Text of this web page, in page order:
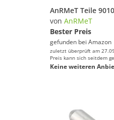
von AnRMeT
Bester Preis
gefunden bei Amazon
zuletzt überprüft am
Preis kann sich seitdem
Keine weiteren